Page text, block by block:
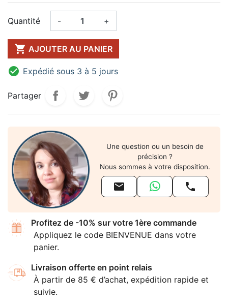
Quantité - +
 AJOUTER AU PANIER
 Expédié sous 3 à 5 jours
Partager
Une question ou un besoin de
précision ?
Nous sommes à votre disposition.
 
Profitez de -10% sur votre 1ère commande
Appliquez le code BIENVENUE dans votre
panier.
Livraison offerte en point relais
À partir de 85 € d’achat, expédition rapide et
suivie.